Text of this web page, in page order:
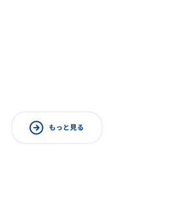
もっと見る